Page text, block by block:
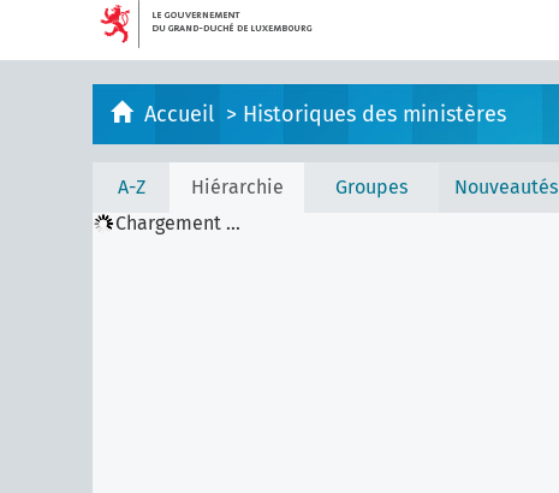
Accueil > Historiques des ministères
A-Z Hiérarchie Groupes
Nouveautés
Chargement ...